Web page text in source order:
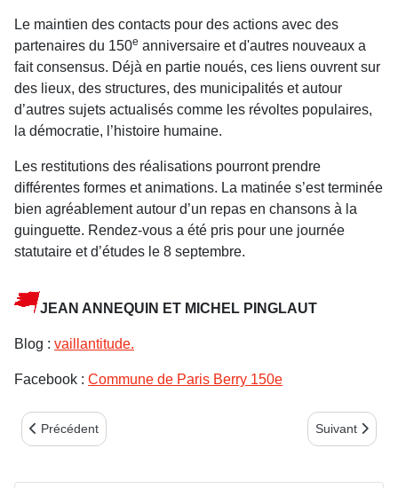
Le maintien des contacts pour des actions avec des
partenaires du 150e anniversaire et d'autres nouveaux a
fait consensus. Déjà en partie noués, ces liens ouvrent sur
des lieux, des structures, des municipa­lités et autour
d’autres sujets actualisés comme les révoltes populaires,
la démocratie, l’histoire humaine.
Les restitutions des réalisations pourront prendre
différentes formes et animations. La matinée s’est ter­minée
bien agréablement autour d’un repas en chan­sons à la
guinguette. Rendez-vous a été pris pour une journée
statutaire et d’études le 8 septembre.
JEAN ANNEQUIN ET MICHEL PINGLAUT
Blog : vaillantitude.
Facebook : Commune de Paris Berry 150e
Article précédent : Notre banquet 2022
Précédent Article suivant
Suivant